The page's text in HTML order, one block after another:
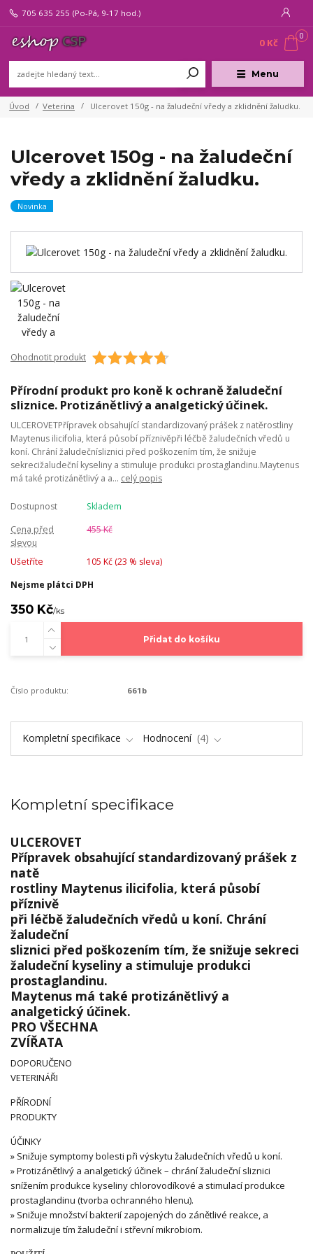
Menu
705 635 255 (Po-Pá, 9-17 hod.)
0
0 Kč
Úvod Veterina Ulcerovet 150g - na žaludeční vředy a zklidnění žaludku.
Ulcerovet 150g - na žaludeční
vředy a zklidnění žaludku.
Novinka
Ohodnotit produkt
Přírodní produkt pro koně k ochraně žaludeční
sliznice. Protizánětlivý a analgetický účinek.
ULCEROVETPřípravek obsahující standardizovaný prášek z natěrostliny
Maytenus ilicifolia, která působí příznivěpři léčbě žaludečních vředů u
koní. Chrání žaludečnísliznici před poškozením tím, že snižuje
sekrecižaludeční kyseliny a stimuluje produkci prostaglandinu.Maytenus
má také protizánětlivý a a... celý popis
Dostupnost
Skladem
Cena před
slevou
455 Kč
Ušetříte 105 Kč (23 % sleva)
Nejsme plátci DPH
350 Kč/ks
Přidat do košíku
Číslo produktu: 661b
Kompletní specifikace Hodnocení 4
Kompletní specifikace
ULCEROVET
Přípravek obsahující standardizovaný prášek z
natě
rostliny Maytenus ilicifolia, která působí
příznivě
při léčbě žaludečních vředů u koní. Chrání
žaludeční
sliznici před poškozením tím, že snižuje sekreci
žaludeční kyseliny a stimuluje produkci
prostaglandinu.
Maytenus má také protizánětlivý a
analgetický účinek.
PRO VŠECHNA
ZVÍŘATA
DOPORUČENO
VETERINÁŘI
PŘÍRODNÍ
PRODUKTY
ÚČINKY
» Snižuje symptomy bolesti při výskytu žaludečních vředů u koní.
» Protizánětlivý a analgetický účinek – chrání žaludeční sliznici
snížením produkce kyseliny chlorovodíkové a stimulací produkce
prostaglandinu (tvorba ochranného hlenu).
» Snižuje množství bakterií zapojených do zánětlivé reakce, a
normalizuje tím žaludeční i střevní mikrobiom.